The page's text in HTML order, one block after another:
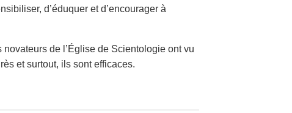
d’éduquer et d’encourager à
de l’Église de Scientologie ont vu
et surtout, ils sont efficaces.